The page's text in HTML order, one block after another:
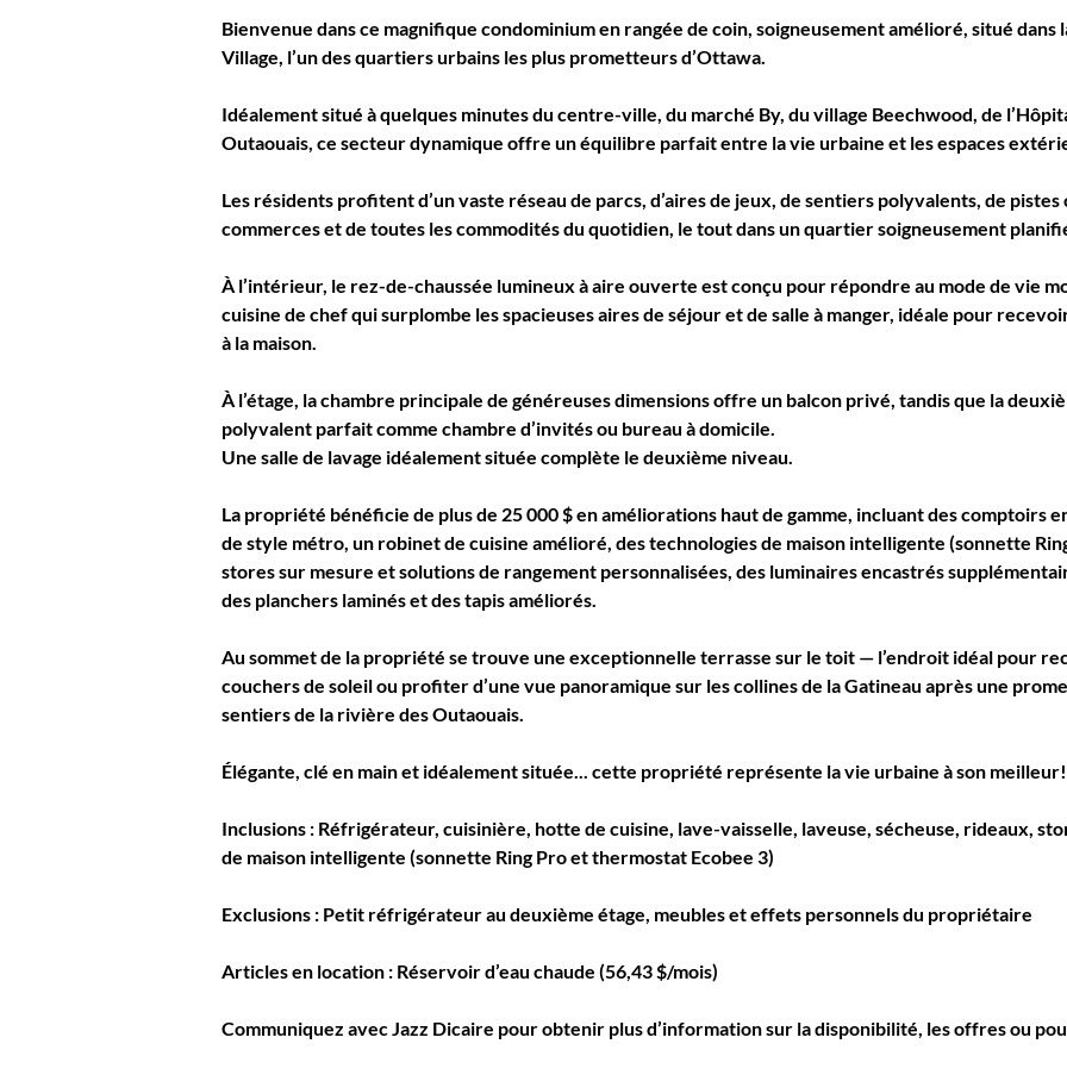
Bienvenue dans ce magnifique condominium en rangée de coin, soigneusement amélioré, situé dans
Village, l’un des quartiers urbains les plus prometteurs d’Ottawa.
Idéalement situé à quelques minutes du centre-ville, du marché By, du village Beechwood, de
Outaouais, ce secteur dynamique offre un équilibre parfait entre la vie urbaine et les espaces
Les résidents profitent d’un vaste réseau de parcs, d’aires de jeux, de sentiers polyvalents, de
commerces et de toutes les commodités du quotidien, le tout dans un quartier soigneusement
À l’intérieur, le rez-de-chaussée lumineux à aire ouverte est conçu pour répondre au mode de vie
cuisine de chef qui surplombe les spacieuses aires de séjour et de salle à manger, idéale pour
à la maison.
À l’étage, la chambre principale de généreuses dimensions offre un balcon privé, tandis que la
polyvalent parfait comme chambre d’invités ou bureau à domicile.
Une salle de lavage idéalement située complète le deuxième niveau.
La propriété bénéficie de plus de 25 000 $ en améliorations haut de gamme, incluant des comptoirs
de style métro, un robinet de cuisine amélioré, des technologies de maison intelligente (sonnette
stores sur mesure et solutions de rangement personnalisées, des luminaires encastrés
des planchers laminés et des tapis améliorés.
Au sommet de la propriété se trouve une exceptionnelle terrasse sur le toit — l’endroit idéal pour
couchers de soleil ou profiter d’une vue panoramique sur les collines de la Gatineau après une
sentiers de la rivière des Outaouais.
Élégante, clé en main et idéalement située... cette propriété représente la vie urbaine à son meilleur!
Inclusions : Réfrigérateur, cuisinière, hotte de cuisine, lave-vaisselle, laveuse, sécheuse, rideaux,
de maison intelligente (sonnette Ring Pro et thermostat Ecobee 3)
Exclusions : Petit réfrigérateur au deuxième étage, meubles et effets personnels du propriétaire
Articles en location : Réservoir d’eau chaude (56,43 $/mois)
Communiquez avec Jazz Dicaire pour obtenir plus d’information sur la disponibilité, les offres ou